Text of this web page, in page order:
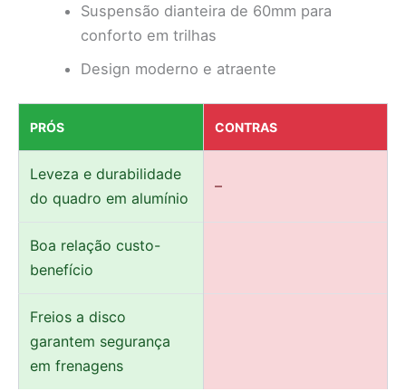
Suspensão dianteira de 60mm para
conforto em trilhas
Design moderno e atraente
PRÓS CONTRAS
Leveza e durabilidade
do quadro em alumínio
–
Boa relação custo-
benefício
Freios a disco
garantem segurança
em frenagens